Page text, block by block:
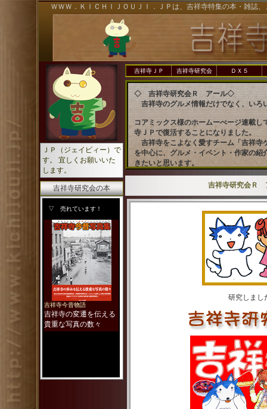
ＷＷＷ．ＫＩＣＨＩＪＯＵＪＩ．ＪＰは、吉祥寺特集の本・雑誌
吉祥寺ＪＰ 吉祥寺研究会 ＤＸ５
◇ 吉祥寺研究会Ｒ アール◇
吉祥寺のグルメ情報だけでなく、いろ
コアミックス様のホームーぺージ連載し
寺ＪＰで復活することになりました。
吉祥寺をこよなく愛すチーム「吉祥寺
を中心に、グルメ・イベント・作家の紹
きたいと思います。
来るかわかりませんが、どうぞ、応援
す。
吉祥寺研究会Ｒ
ＪＰ（ジェイピィー）で
す。 宜しくお願いいた
します。
吉祥寺研究会の本